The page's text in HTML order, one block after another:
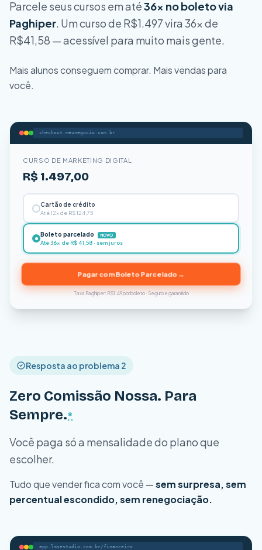
Parcele seus cursos em até36x no boleto via
Paghiper. Um curso de R$1.497 vira 36x de
R$41,58 — acessível para muito mais gente.
Mais alunos conseguem comprar. Mais vendas para
você.
checkout.meunegocio.com.br
CURSO DE MARKETING DIGITAL
R$ 1.497,00
Cartão de crédito
Até 12x de R$ 124,75
Boleto parcelado NOVO
Até 36x de R$ 41,58 · sem juros
Pagar com Boleto Parcelado →
Taxa Paghiper: R$1,49 por boleto · Seguro e garantido
app.lmsestudio.com.br/financeiro
Resposta ao problema 2
Zero Comissão Nossa. Para
Sempre.*
Você paga só a mensalidade do plano que
escolher.
Tudo que vender fica com você —sem surpresa, sem
percentual escondido, sem renegociação.